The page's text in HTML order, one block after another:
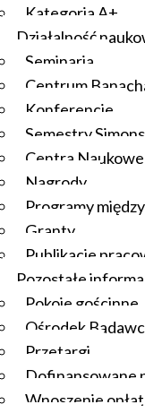
Kategoria A+
Działalność
Seminaria
Centrum
Konferencje
Semestry
Centra Naukowe
Nagrody
Programy
Granty
Publikacje
Pozostałe
Pokoje gościnne
Ośrodek
Przetargi
Dofinansowane
Wnoszenie opłat